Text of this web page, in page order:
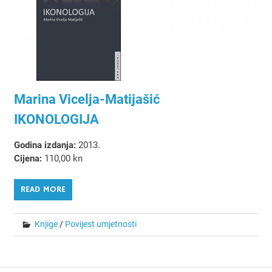
Marina Vicelja-Matijašić
IKONOLOGIJA
Godina izdanja:2013.
Cijena:110,00 kn
READ MORE
Knjige/ Povijest umjetnosti